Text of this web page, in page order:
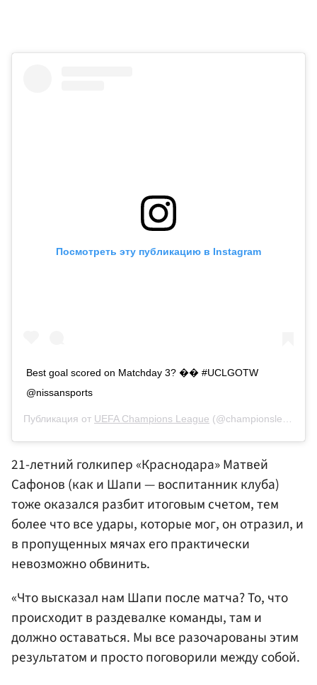
Посмотреть эту публикацию в Instagram
Best goal scored on Matchday 3? �� #UCLGOTW
@nissansports
Публикация от UEFA Champions League (@championsleague)
21-летний голкипер «Краснодара» Матвей
Сафонов (как и Шапи — воспитанник клуба)
тоже оказался разбит итоговым счетом, тем
более что все удары, которые мог, он отразил, и
в пропущенных мячах его практически
невозможно обвинить.
«Что высказал нам Шапи после матча? То, что
происходит в раздевалке команды, там и
должно оставаться. Мы все разочарованы этим
результатом и просто поговорили между собой.